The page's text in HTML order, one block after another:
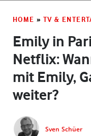
HOME » TV &
Emily in
Netflix:
mit Emily,
weiter?
Sven Schüer